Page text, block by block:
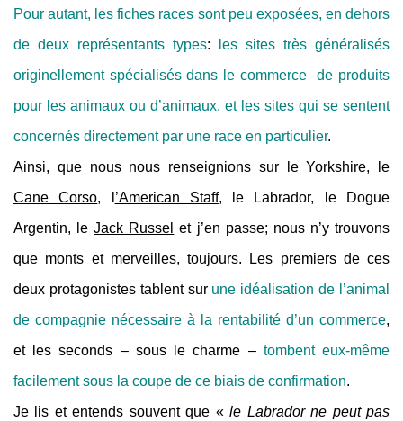
Pour autant, les fiches races sont peu exposées, en dehors
de deux représentants types:
les sites très généralisés
originellement spécialisés dans le commerce de produits
pour les animaux ou d’animaux, et les sites qui se sentent
concernés directement par une race en particulier.
Ainsi, que nous nous renseignions sur le Yorkshire, le
Cane Corso, l ’American Staff, le Labrador, le Dogue
Argentin, leJack Russel et j’en passe; nous n’y trouvons
que monts et merveilles, toujours. Les premiers de ces
deux protagonistes tablent sur une idéalisation de l’animal
de compagnie nécessaire à la rentabilité d’un commerce,
et les seconds – sous le charme – tombent eux-même
facilement sous la coupe de ce biais de confirmation.
Je lis et entends souvent que «le Labrador ne peut pas